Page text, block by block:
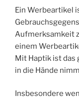
Ein Werbeartikel
Aufmerksamkeit
einem
Mit Haptik ist das
in die Hände
Insbesondere